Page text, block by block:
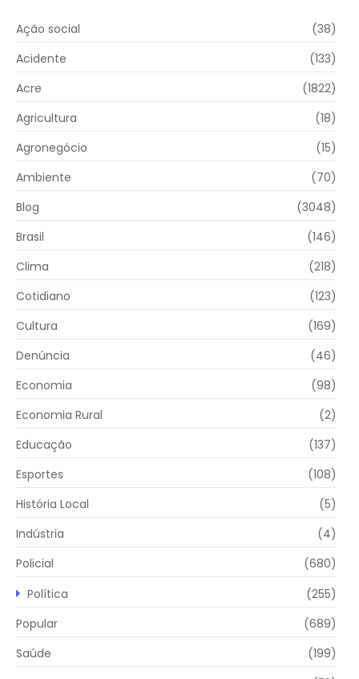
Ação social
(38)
Acidente
(133)
Acre
(1822)
Agricultura
(18)
Agronegócio
(15)
Ambiente
(70)
Blog
(3048)
Brasil
(146)
Clima
(218)
Cotidiano
(123)
Cultura
(169)
Denúncia
(46)
Economia
(98)
Economia Rural
(2)
Educação
(137)
Esportes
(108)
História Local
(5)
Indústria
(4)
Policial
(680)
Política
(255)
Popular
(689)
Saúde
(199)